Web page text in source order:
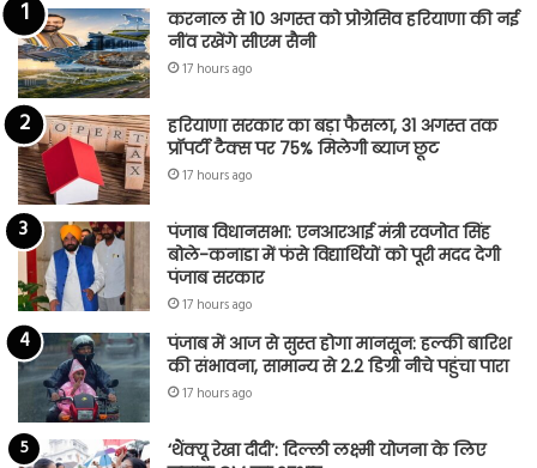
करनाल से 10 अगस्त को प्रोग्रेसिव हरियाणा की नई
नींव रखेंगे सीएम सैनी
17 hours ago
हरियाणा सरकार का बड़ा फैसला, 31 अगस्त तक
प्रॉपर्टी टैक्स पर 75% मिलेगी ब्याज छूट
17 hours ago
पंजाब विधानसभा: एनआरआई मंत्री रवजोत सिंह
बोले-कनाडा में फंसे विद्यार्थियों को पूरी मदद देगी
पंजाब सरकार
17 hours ago
पंजाब में आज से सुस्त होगा मानसून: हल्की बारिश
की संभावना, सामान्य से 2.2 डिग्री नीचे पहुंचा पारा
17 hours ago
‘थैंक्यू रेखा दीदी’: दिल्ली लक्ष्मी योजना के लिए